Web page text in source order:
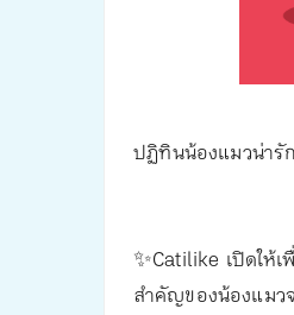
ปฏิทินน้องแมวน่ารั
✨Catilike เปิดให้
สำคัญของน้องแมว